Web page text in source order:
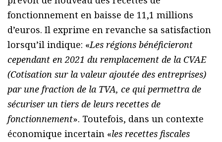
fonctionnement en baisse de 11,1 millions
d’euros. Il exprime en revanche sa satisfaction
lorsqu’il indique: «Les régions bénéficieront
cependant en 2021 du remplacement de la CVAE
(Cotisation sur la valeur ajoutée des entreprises)
par une fraction de la TVA, ce qui permettra de
sécuriser un tiers de leurs recettes de
fonctionnement». Toutefois, dans un contexte
économique incertain «les recettes fiscales